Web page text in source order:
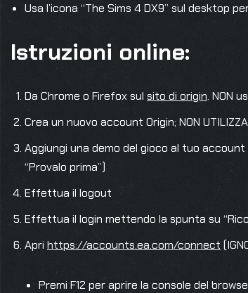
Usa l’icona “The Sims 4 DX9” sul desktop
Istruzioni online:
Da Chrome o Firefox sul sito di origin. NON
Crea un nuovo account Origin; NON
Aggiungi una demo del gioco al tuo
“Provalo prima”)
Effettua il logout
Effettua il login mettendo la spunta su
Apri https://accounts.ea.com/connect
Premi F12 per aprire la console del